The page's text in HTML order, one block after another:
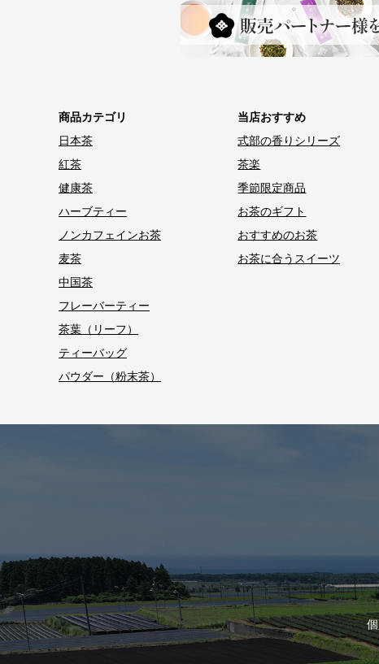
商品カテゴリ
日本茶
紅茶
健康茶
ハーブティー
ノンカフェインお茶
麦茶
中国茶
フレーバーティー
茶葉（リーフ）
ティーバッグ
パウダー（粉末茶）
当店おすすめ
式部の香りシリーズ
茶楽
季節限定商品
お茶のギフト
おすすめのお茶
お茶に合うスイーツ